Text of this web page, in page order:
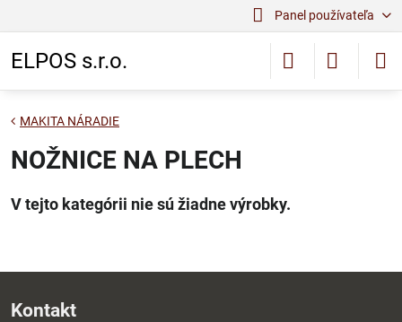
Panel používateľa
ELPOS s.r.o.
MAKITA NÁRADIE
NOŽNICE NA PLECH
Kontakt